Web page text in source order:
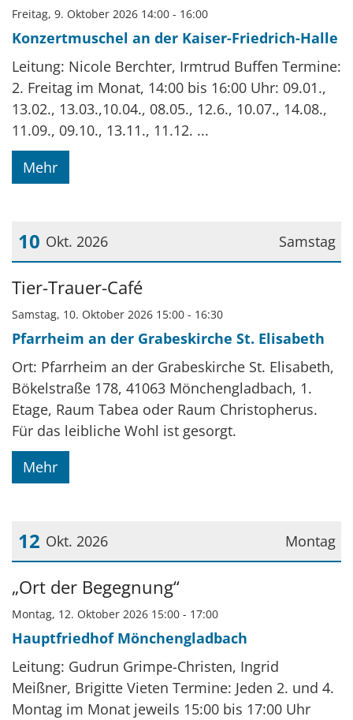
Freitag, 9. Oktober 2026 14:00 - 16:00
Konzertmuschel an der Kaiser-Friedrich-Halle
Leitung: Nicole Berchter, Irmtrud Buffen Termine:
2. Freitag im Monat, 14:00 bis 16:00 Uhr: 09.01.,
13.02., 13.03.,10.04., 08.05., 12.6., 10.07., 14.08.,
11.09., 09.10., 13.11., 11.12. ...
Mehr
Samstag
10 Okt. 2026
Datum: 10. Oktober 2026
Tier-Trauer-Café
Samstag, 10. Oktober 2026 15:00 - 16:30
Pfarrheim an der Grabeskirche St. Elisabeth
Ort: Pfarrheim an der Grabeskirche St. Elisabeth,
Bökelstraße 178, 41063 Mönchengladbach, 1.
Etage, Raum Tabea oder Raum Christopherus.
Für das leibliche Wohl ist gesorgt.
Mehr
Montag
12 Okt. 2026
Datum: 12. Oktober 2026
„Ort der Begegnung“
Montag, 12. Oktober 2026 15:00 - 17:00
Hauptfriedhof Mönchengladbach
Leitung: Gudrun Grimpe-Christen, Ingrid
Meißner, Brigitte Vieten Termine: Jeden 2. und 4.
Montag im Monat jeweils 15:00 bis 17:00 Uhr